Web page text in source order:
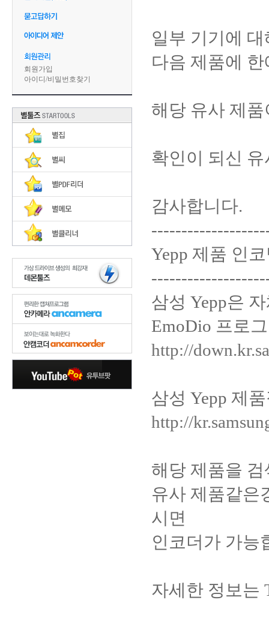
회원가입
아이디 /비밀번호찾기
일부 기기에
다음 제품에
해당 유사 제
확인이 되신
감사합니다.
Yepp 제품 인
삼성 Yepp은
EmoDio 프로
http://
삼성 Yepp 제
http://
해당 제품을
유사 제품같은
시면
인코더가 가능
자세한 정보는